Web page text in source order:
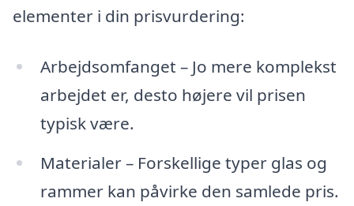
elementer i din prisvurdering:
Arbejdsomfanget – Jo mere komplekst
arbejdet er, desto højere vil prisen
typisk være.
Materialer – Forskellige typer glas og
rammer kan påvirke den samlede pris.